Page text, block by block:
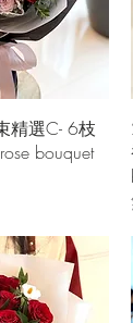
覽
精選C- 6枝
bouquet